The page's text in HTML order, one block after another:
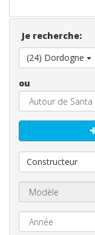
Je recherche:
(24) Dordogne
ou
Constructeur